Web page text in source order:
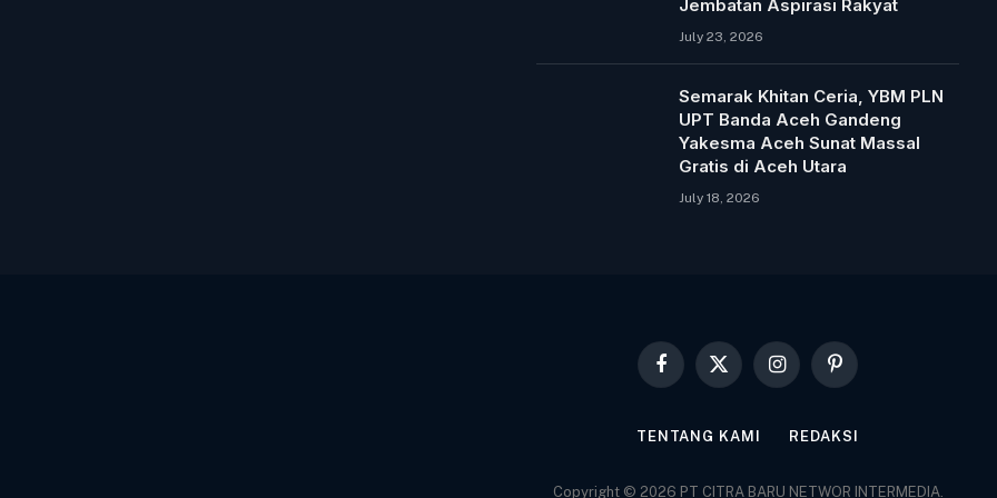
Jembatan Aspirasi Rakyat
July 23, 2026
Semarak Khitan Ceria, YBM PLN
UPT Banda Aceh Gandeng
Yakesma Aceh Sunat Massal
Gratis di Aceh Utara
July 18, 2026
Facebook
X
InstagramPinterest
TENTANG KAMI REDAKSI
Copyright © 2026 PT CITRA BARU NETWOR INTERMEDIA.